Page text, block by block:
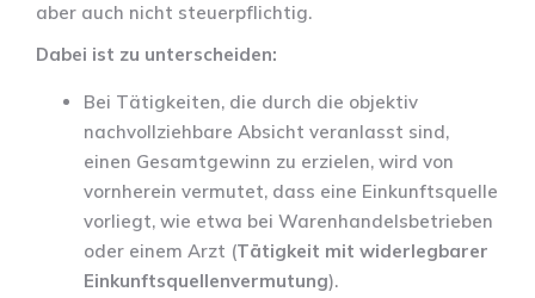
aber auch nicht steuerpflichtig.
Dabei ist zu unterscheiden:
Bei Tätigkeiten, die durch die objektiv
nachvollziehbare Absicht veranlasst sind,
einen Gesamtgewinn zu erzielen, wird von
vornherein vermutet, dass eine Einkunftsquelle
vorliegt, wie etwa bei Warenhandelsbetrieben
oder einem Arzt (Tätigkeit mit widerlegbarer
Einkunftsquellenvermutung).